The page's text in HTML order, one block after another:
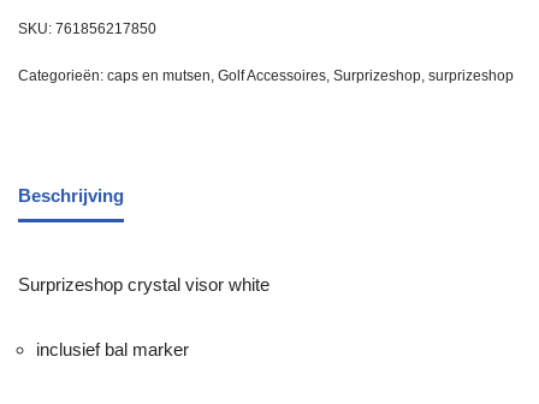
SKU: 761856217850
Categorieën: caps en mutsen, Golf Accessoires, Surprizeshop, surprizeshop
Beschrijving
Surprizeshop crystal visor white
inclusief bal marker